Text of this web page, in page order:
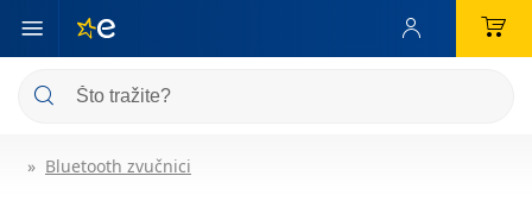
Bluetooth zvučnici